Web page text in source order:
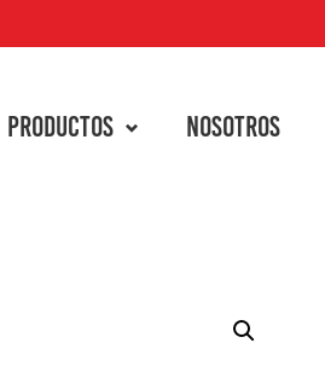
PRODUCTOS NOSOTROS